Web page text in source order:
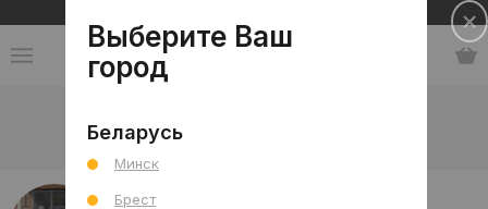
Плитка для бассейна
Выберите Ваш
город
Беларусь
Минск
Брест